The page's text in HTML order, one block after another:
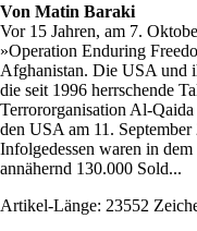
Von Matin Baraki
Vor 15 Jahren, am 7.
»Operation Enduring
Afghanistan. Die USA und
die seit 1996 herrschende
Terrororganisation Al-
den USA am 11.
Infolgedessen waren in
annähernd 130.000 Sold...
Artikel-Länge: 23552